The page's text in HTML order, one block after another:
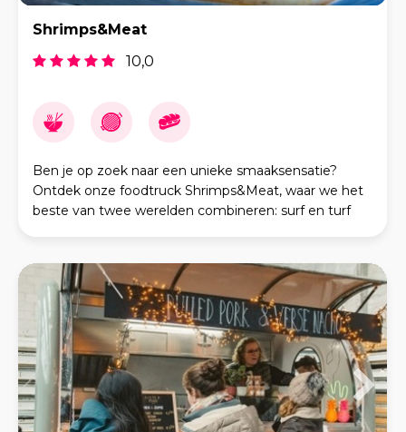
Shrimps&Meat
10,0
Ben je op zoek naar een unieke smaaksensatie?
Ontdek onze foodtruck Shrimps&Meat, waar we het
beste van twee werelden combineren: surf en turf